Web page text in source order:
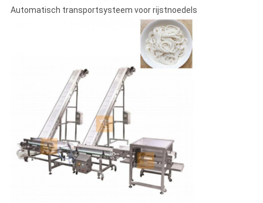
Automatisch transportsysteem voor rijstnoedels